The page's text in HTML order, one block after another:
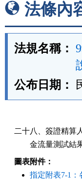
法條內
法規名稱：
公布日期：
二十八、簽證精算
金流量測試
圖表附件：
指定附表7-1：